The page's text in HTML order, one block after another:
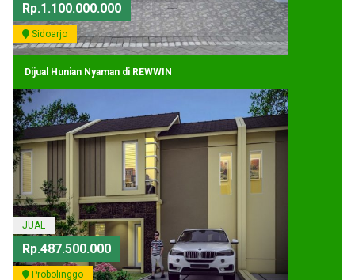
Rp.1.100.000.000
Sidoarjo
Dijual Hunian Nyaman di REWWIN
JUAL
Rp.487.500.000
Probolinggo